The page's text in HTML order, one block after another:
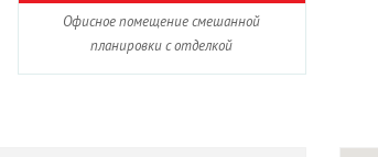
Офисное помещение смешанной
планировки с отделкой